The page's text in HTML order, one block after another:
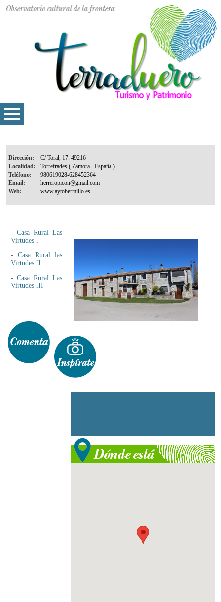
Dirección:
Localidad:
Teléfono:
Email:
Web:
-Casa Rural Las
Virtudes I
- Casa Rural las
Virtudes II
-Casa Rural Las
Virtudes III